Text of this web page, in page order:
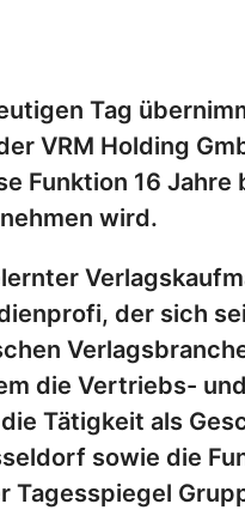
Tag
VRM Holding
Funktion 16
wird.
der sich
die Vertriebs-
Tätigkeit als
sowie die
Tagesspiegel